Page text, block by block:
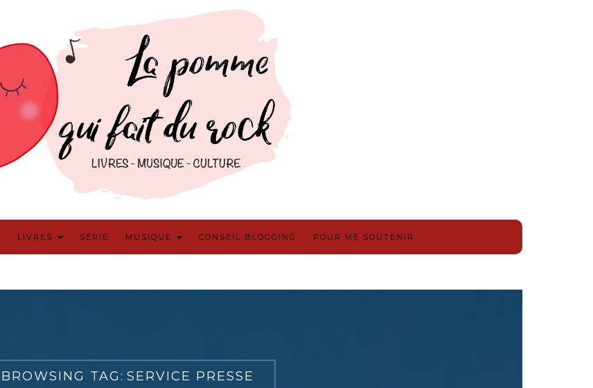
LIVRES SÉRIE MUSIQUE CONSEIL BLOGGING POUR ME SOUTENIR
BROWSING TAG: SERVICE PRESSE